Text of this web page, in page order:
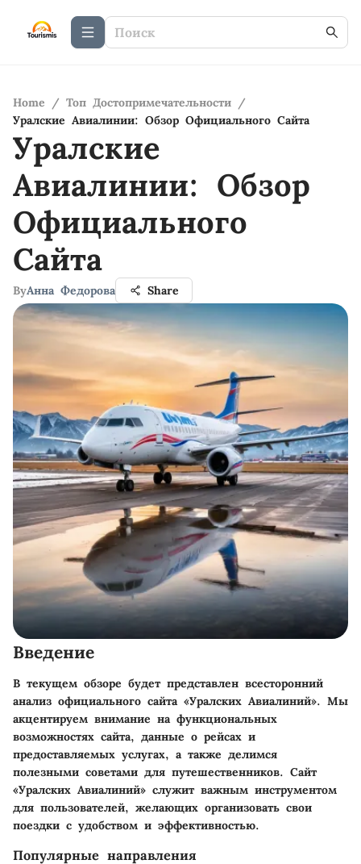
Home / Топ Достопримечательности /
Уралские Авиалинии: Обзор Официального Сайта
Уралские
Авиалинии: Обзор
Официального
Сайта
ByАнна Федорова Share
Введение
В текущем обзоре будет представлен всесторонний
анализ официального сайта «Уралских Авиалиний». Мы
акцентируем внимание на функциональных
возможностях сайта, данные о рейсах и
предоставляемых услугах, а также делимся
полезными советами для путешественников. Сайт
«Уралских Авиалиний» служит важным инструментом
для пользователей, желающих организовать свои
поездки с удобством и эффективностью.
Популярные направления